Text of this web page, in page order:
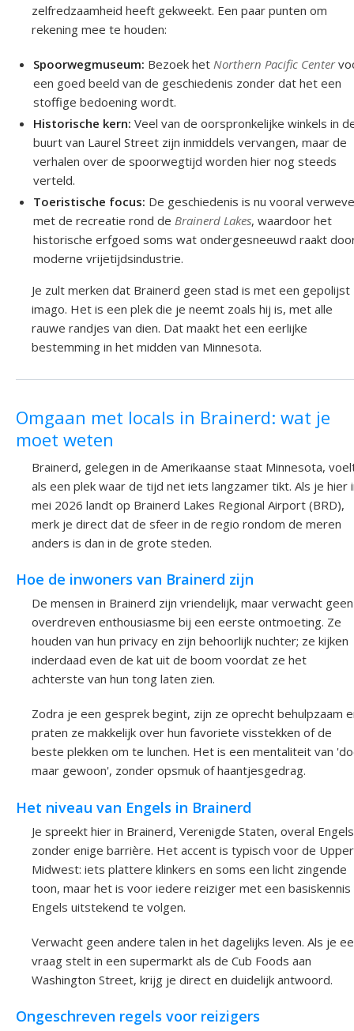
zelfredzaamheid heeft gekweekt. Een paar punten om
rekening mee te houden:
Spoorwegmuseum: Bezoek hetNorthern Pacific Center
een goed beeld van de geschiedenis zonder dat het een
stoffige bedoening wordt.
Historische kern: Veel van de oorspronkelijke winkels in
buurt van Laurel Street zijn inmiddels vervangen, maar de
verhalen over de spoorwegtijd worden hier nog steeds
verteld.
Toeristische focus: De geschiedenis is nu vooral
met de recreatie rond deBrainerd Lakes, waardoor het
historische erfgoed soms wat ondergesneeuwd raakt
moderne vrijetijdsindustrie.
Je zult merken dat Brainerd geen stad is met een gepolijst
imago. Het is een plek die je neemt zoals hij is, met alle
rauwe randjes van dien. Dat maakt het een eerlijke
bestemming in het midden van Minnesota.
Omgaan met locals in Brainerd: wat je
moet weten
Brainerd, gelegen in de Amerikaanse staat Minnesota,
als een plek waar de tijd net iets langzamer tikt. Als je hier
mei 2026 landt op Brainerd Lakes Regional Airport (BRD),
merk je direct dat de sfeer in de regio rondom de meren
anders is dan in de grote steden.
Hoe de inwoners van Brainerd zijn
De mensen in Brainerd zijn vriendelijk, maar verwacht geen
overdreven enthousiasme bij een eerste ontmoeting. Ze
houden van hun privacy en zijn behoorlijk nuchter; ze kijken
inderdaad even de kat uit de boom voordat ze het
achterste van hun tong laten zien.
Zodra je een gesprek begint, zijn ze oprecht behulpzaam
praten ze makkelijk over hun favoriete visstekken of de
beste plekken om te lunchen. Het is een mentaliteit van
maar gewoon', zonder opsmuk of haantjesgedrag.
Het niveau van Engels in Brainerd
Je spreekt hier in Brainerd, Verenigde Staten, overal Engels
zonder enige barrière. Het accent is typisch voor de Upper
Midwest: iets plattere klinkers en soms een licht zingende
toon, maar het is voor iedere reiziger met een basiskennis
Engels uitstekend te volgen.
Verwacht geen andere talen in het dagelijks leven. Als je
vraag stelt in een supermarkt als de Cub Foods aan
Washington Street, krijg je direct en duidelijk antwoord.
Ongeschreven regels voor reizigers